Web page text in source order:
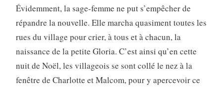
Évidemment, la sage-femme ne put s’empêcher de
répandre la nouvelle. Elle marcha quasiment toutes les
rues du village pour crier, à tous et à chacun, la
naissance de la petite Gloria. C’est ainsi qu’en cette
nuit de Noël, les villageois se sont collé le nez à la
fenêtre de Charlotte et Malcom, pour y apercevoir ce